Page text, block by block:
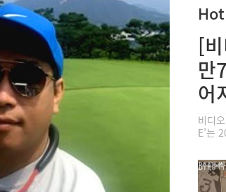
[
만
어
비디
E’는